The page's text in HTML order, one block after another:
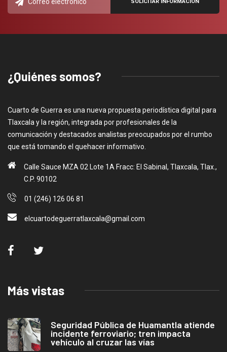
¿Quiénes somos?
Cuarto de Guerra es una nueva propuesta periodística digital para
Tlaxcala y la región, integrada por profesionales de la
comunicación y destacados analistas preocupados por el rumbo
que está tomando el quehacer informativo.
Calle Sauce MZA 02 Lote 1A Fracc: El Sabinal, Tlaxcala, Tlax.,
C.P. 90102
01 (246) 126 06 81
elcuartodeguerratlaxcala@gmail.com
Más vistas
Seguridad Pública de Huamantla atiende
incidente ferroviario; tren impacta
vehículo al cruzar las vías